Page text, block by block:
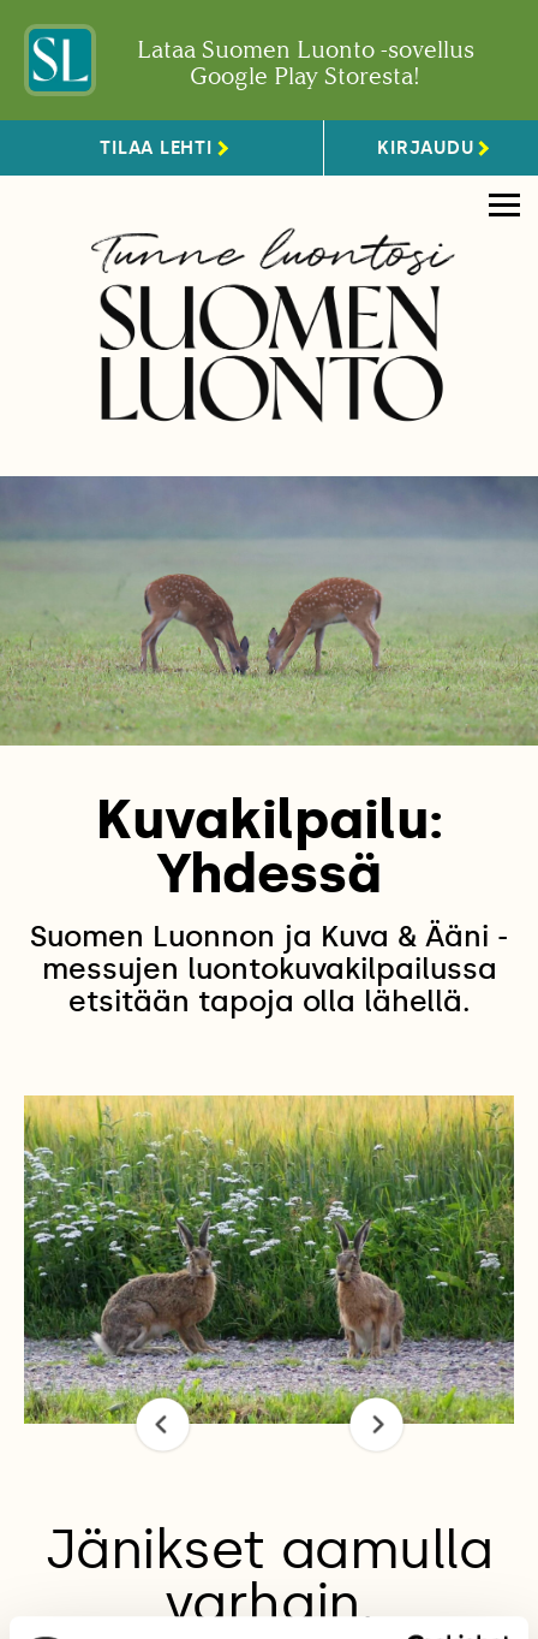
Lataa Suomen Luonto -sovellus
Google Play Storesta!
TILAA LEHTI KIRJAUDU
Kuvakilpailu:
Yhdessä
Suomen Luonnon ja Kuva & Ääni -
messujen luontokuvakilpailussa
etsitään tapoja olla lähellä.
Jänikset aamulla
varhain.